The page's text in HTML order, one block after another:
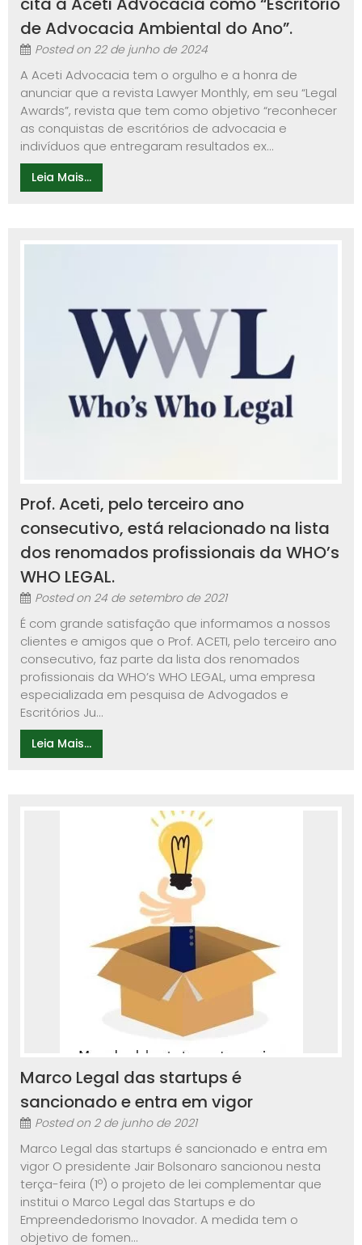
de Advocacia Ambiental do Ano”.
Posted on 22 de junho de 2024
A Aceti Advocacia tem o orgulho e a honra de
anunciar que a revista Lawyer Monthly, em seu “Legal
Awards”, revista que tem como objetivo “reconhecer
as conquistas de escritórios de advocacia e
indivíduos que entregaram resultados ex...
Leia Mais...
Prof. Aceti, pelo terceiro ano
consecutivo, está relacionado na lista
dos renomados profissionais da WHO’s
WHO LEGAL.
Posted on 24 de setembro de 2021
É com grande satisfação que informamos a nossos
clientes e amigos que o Prof. ACETI, pelo terceiro ano
consecutivo, faz parte da lista dos renomados
profissionais da WHO’s WHO LEGAL, uma empresa
especializada em pesquisa de Advogados e
Escritórios Ju...
Leia Mais...
Marco Legal das startups é
sancionado e entra em vigor
Posted on 2 de junho de 2021
Marco Legal das startups é sancionado e entra em
vigor O presidente Jair Bolsonaro sancionou nesta
terça-feira (1º) o projeto de lei complementar que
institui o Marco Legal das Startups e do
Empreendedorismo Inovador. A medida tem o
objetivo de fomen...